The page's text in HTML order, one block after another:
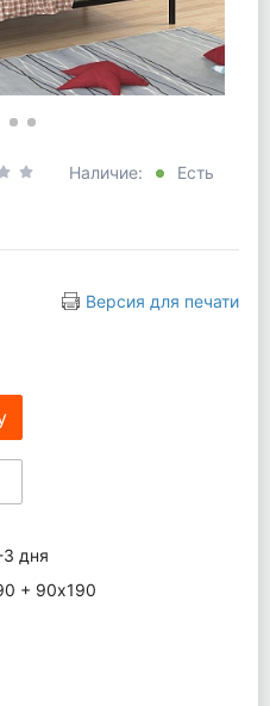
Наличие: Есть
Версия для печати
дня
+ 90х190